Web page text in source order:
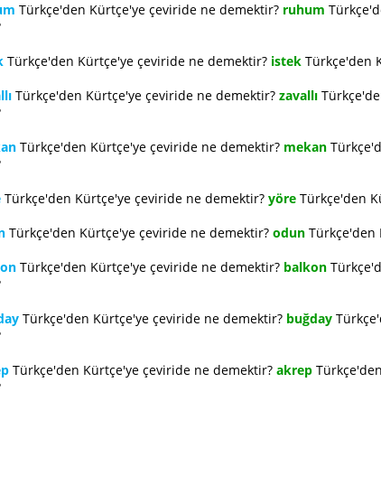
Türkçe'den Kürtçe'ye çeviride ne demektir? ruhum
Türkçe'den Kürtçe'ye çeviride ne demektir? istek Türkçe'den
Türkçe'den Kürtçe'ye çeviride ne demektir? zavallı
Türkçe'den Kürtçe'ye çeviride ne demektir? mekan
Türkçe'den Kürtçe'ye çeviride ne demektir? yöre Türkçe'den
Türkçe'den Kürtçe'ye çeviride ne demektir? odun Türkçe'den
Türkçe'den Kürtçe'ye çeviride ne demektir? balkon
Türkçe'den Kürtçe'ye çeviride ne demektir? buğday
Türkçe'den Kürtçe'ye çeviride ne demektir? akrep